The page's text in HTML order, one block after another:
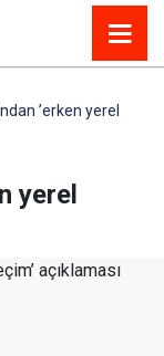
’erken yerel
yerel